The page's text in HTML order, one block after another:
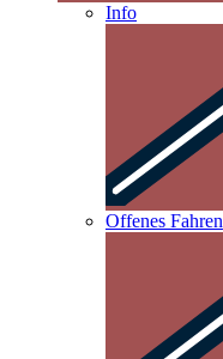
Info
Offenes Fahren